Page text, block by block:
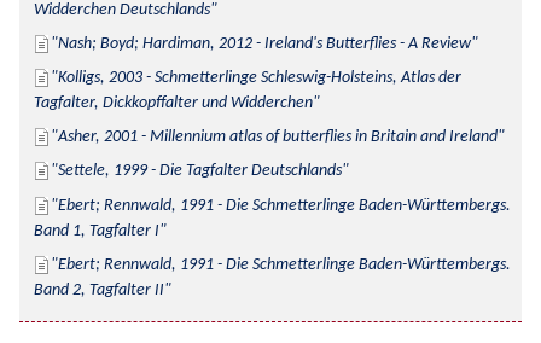
Widderchen Deutschlands
Nash; Boyd; Hardiman, 2012 - Ireland's Butterflies - A Review
Kolligs, 2003 - Schmetterlinge Schleswig-Holsteins, Atlas der
Tagfalter, Dickkopffalter und Widderchen
Asher, 2001 - Millennium atlas of butterflies in Britain and Ireland
Settele, 1999 - Die Tagfalter Deutschlands
Ebert; Rennwald, 1991 - Die Schmetterlinge Baden-Württembergs.
Band 1, Tagfalter I
Ebert; Rennwald, 1991 - Die Schmetterlinge Baden-Württembergs.
Band 2, Tagfalter II